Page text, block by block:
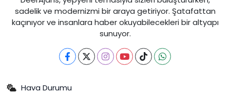
sadelik ve modernizmi bir araya getiriyor. Şatafattan
kaçınıyor ve insanlara haber okuyabilecekleri bir altyapı
sunuyor.
Hava Durumu